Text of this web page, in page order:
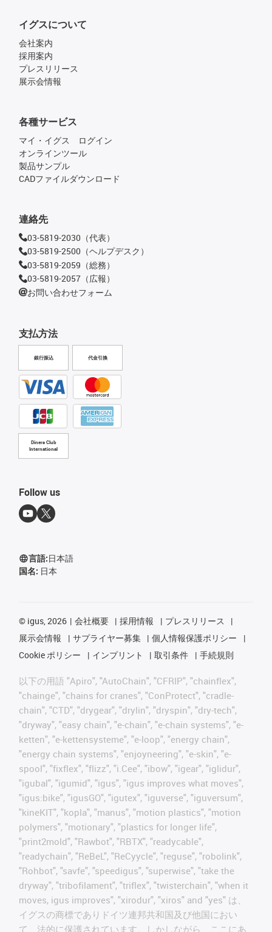
イグスについて
会社案内
採用案内
プレスリリース
展示会情報
支払方法
銀行振込 代金引換
Diners Club
International
各種サービス
マイ・イグス ログイン
オンラインツール
製品サンプル
CADファイルダウンロード
連絡先
03-5819-2030（代表）
03-5819-2500（ヘルプデスク）
03-5819-2059（総務）
03-5819-2057（広報）
お問い合わせフォーム
Follow us
言語:日本語
国名: 日本
© igus, 2026 会社概要 採用情報
プレスリリース
展示会情報
サプライヤー募集
個人情報保護ポリシー
Cookie ポリシー
インプリント 取引条件 手続規則
以下の用語 "Apiro", "AutoChain", "CFRIP", "chainflex",
"chainge", "chains for cranes", "ConProtect", "cradle-
chain", "CTD", "drygear", "drylin", "dryspin", "dry-tech",
"dryway", "easy chain", "e-chain", "e-chain systems", "e-
ketten", "e-kettensysteme", "e-loop", "energy chain",
"energy chain systems", "enjoyneering", "e-skin", "e-
spool", "fixflex", "flizz", "i.Cee", "ibow", "igear", "iglidur",
"igubal", "igumid", "igus", "igus improves what moves",
"igus:bike", "igusGO", "igutex", "iguverse", "iguversum",
"kineKIT", "kopla", "manus", "motion plastics", "motion
polymers", "motionary", "plastics for longer life",
"print2mold", "Rawbot", "RBTX", "readycable",
"readychain", "ReBeL", "ReCyycle", "reguse", "robolink",
"Rohbot", "savfe", "speedigus", "superwise", "take the
dryway", "tribofilament", "triflex", "twisterchain", "when it
moves, igus improves", "xirodur", "xiros" and "yes" は、
イグスの商標でありドイツ連邦共和国及び他国におい
て、法的に保護されています。しかしながら、ここにあ